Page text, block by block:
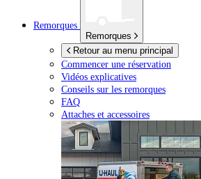
Remorques
Remorques
Retour au menu principal
Commencer une réservation
Vidéos explicatives
Conseils sur les remorques
FAQ
Attaches et accessoires